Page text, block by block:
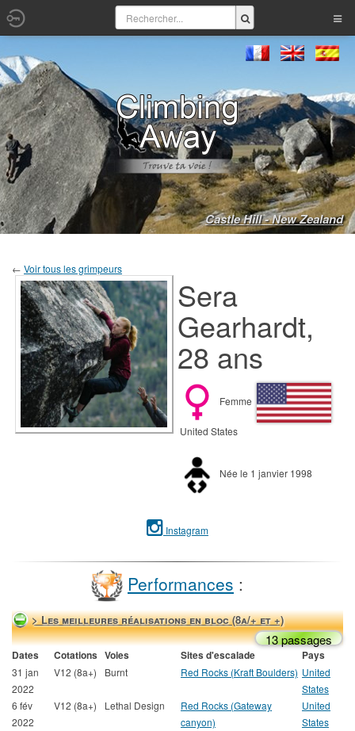
Castle Hill - New Zealand
← Voir tous les grimpeurs
Sera
Gearhardt,
28 ans
Femme
United States
Née le 1 janvier 1998
Instagram
Performances :
> Les meilleures réalisations en bloc (8a/+ et +)
13 passages
Dates Cotations Voies Sites d'escalade Pays
31 jan
2022
V12 (8a+) Burnt Red Rocks (Kraft Boulders) United
States
6 fév
2022
V12 (8a+) Lethal Design
Red Rocks (Gateway
canyon)
United
States